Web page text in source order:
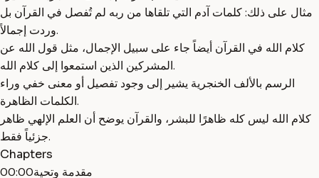
مثال على ذلك: كلمات آدم التي تلقاها من ربه لم تُفصل في القرآن بل
وردت إجمالاً.
كلام الله في القرآن أيضاً جاء على سبيل الإجمال، مثل قول الله عن
المشركين الذين استمعوا إلى كلام الله.
الرسم بالألف الخنجرية يشير إلى وجود تفصيل أو معنى خفي وراء
الكلمات الظاهرة.
كلام الله ليس كله ظاهرًا للبشر، والقرآن يوضح أن العلم الإلهي ظاهر
جزئياً فقط.
Chapters
00:00مقدمة وتحية